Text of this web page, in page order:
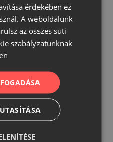
érdekében ez
A weboldalunk
az összes süti
szabályzatunknak